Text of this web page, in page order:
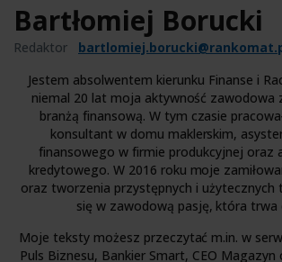
Bartłomiej Borucki
Redaktor
Jestem absolwentem kierunku Finanse i
niemal 20 lat moja aktywność zawodowa
branżą finansową. W tym czasie
konsultant w domu maklerskim,
finansowego w firmie produkcyjnej oraz
kredytowego. W 2016 roku moje
oraz tworzenia przystępnych i użytecznych
się w zawodową pasję, która trwa
Moje teksty możesz przeczytać m.in. w
Puls Biznesu, Bankier Smart, CEO Magazyn